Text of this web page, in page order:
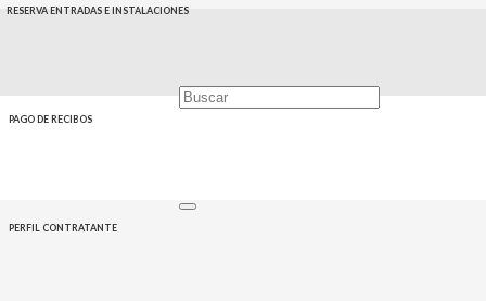
RESERVA ENTRADAS E INSTALACIONES
PAGO DE RECIBOS
PERFIL CONTRATANTE
CONTACTO